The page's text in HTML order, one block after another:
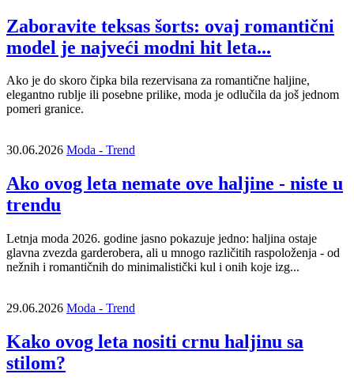
Zaboravite teksas šorts: ovaj romantični
model je najveći modni hit leta...
Ako je do skoro čipka bila rezervisana za romantične haljine,
elegantno rublje ili posebne prilike, moda je odlučila da još jednom
pomeri granice.
30.06.2026 Moda - Trend
Ako ovog leta nemate ove haljine - niste u
trendu
Letnja moda 2026. godine jasno pokazuje jedno: haljina ostaje
glavna zvezda garderobera, ali u mnogo različitih raspoloženja - od
nežnih i romantičnih do minimalistički kul i onih koje izg...
29.06.2026 Moda - Trend
Kako ovog leta nositi crnu haljinu sa
stilom?